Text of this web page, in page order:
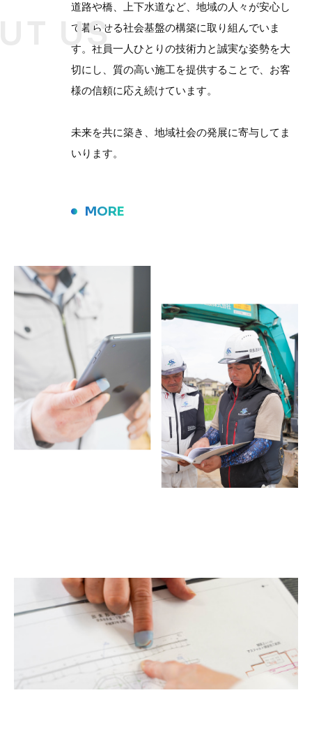
US
道路や橋、上下水道など、地域の人々が安心し
て暮らせる社会基盤の構築に取り組んでいま
す。社員一人ひとりの技術力と誠実な姿勢を大
切にし、質の高い施工を提供することで、お客
様の信頼に応え続けています。
未来を共に築き、地域社会の発展に寄与してま
いります。
MORE